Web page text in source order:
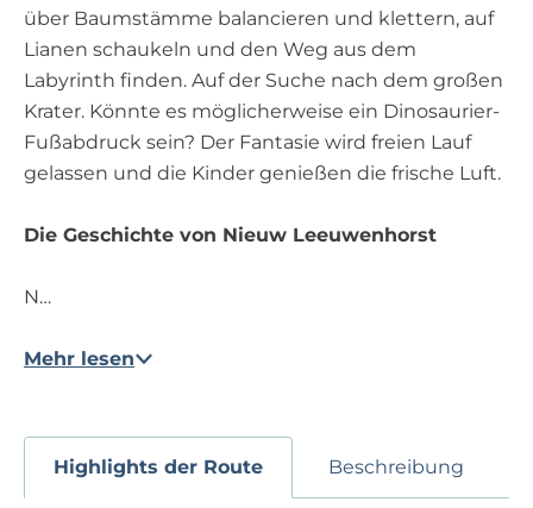
über Baumstämme balancieren und klettern, auf
Lianen schaukeln und den Weg aus dem
Labyrinth finden. Auf der Suche nach dem großen
Krater. Könnte es möglicherweise ein Dinosaurier-
Fußabdruck sein? Der Fantasie wird freien Lauf
gelassen und die Kinder genießen die frische Luft.
Die Geschichte von Nieuw Leeuwenhorst
N…
Mehr lesen
Highlights der Route Beschreibung